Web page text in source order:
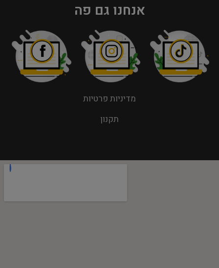
אנחנו גם פה
מדיניות פרטיות
תקנון